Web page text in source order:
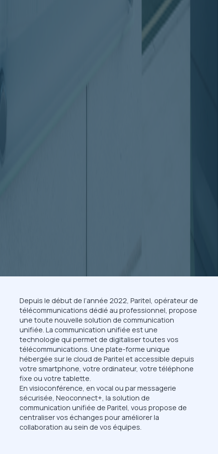
Depuis le début de l’année 2022, Paritel, opérateur de
télécommunications dédié au professionnel, propose
une toute nouvelle solution de communication
unifiée. La communication unifiée est une
technologie qui permet de digitaliser toutes vos
télécommunications. Une plate-forme unique
hébergée sur le cloud de Paritel et accessible depuis
votre smartphone, votre ordinateur, votre téléphone
fixe ou votre tablette.
En visioconférence, en vocal ou par messagerie
sécurisée, Neoconnect+, la solution de
communication unifiée de Paritel, vous propose de
centraliser vos échanges pour améliorer la
collaboration au sein de vos équipes.